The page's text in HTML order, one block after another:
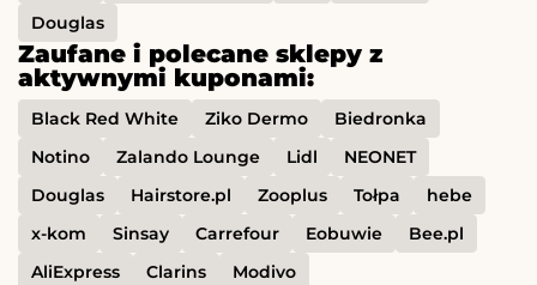
Douglas
Zaufane i polecane sklepy z
aktywnymi kuponami:
Black Red White Ziko Dermo
Biedronka
Notino
Zalando Lounge Lidl
NEONET
Douglas
Hairstore.pl Zooplus Tołpa
hebe
x-kom
Sinsay Carrefour Eobuwie
Bee.pl
AliExpress
Clarins Modivo